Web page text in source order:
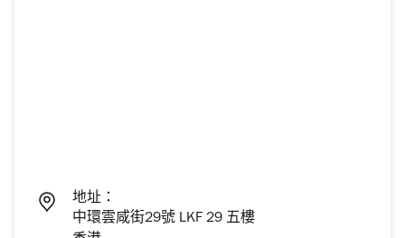
地址：
中環雲咸街29號 LKF 29 五樓